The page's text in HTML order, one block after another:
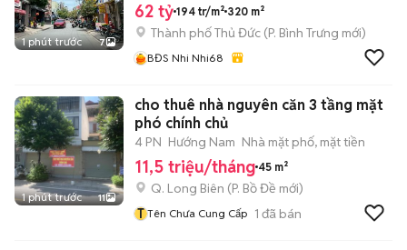
1 phút trước 7
62 tỷ 194 tr/m² 320 m²
Thành phố Thủ Đức (P. Bình Trưng mới)
BĐS Nhi Nhi68
1 phút trước 11
cho thuê nhà nguyên căn 3 tầng mặt
phó chính chủ
4 PN Hướng Nam Nhà mặt phố, mặt tiền
11,5 triệu/tháng 45 m²
Q. Long Biên (P. Bồ Đề mới)
T Tên Chưa Cung Cấp 1 đã bán